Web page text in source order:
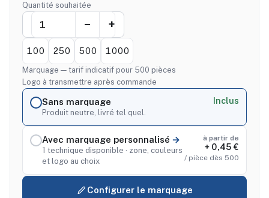
Quantité souhaitée
100 250 500 1000
Marquage — tarif indicatif pour 500 pièces
Logo à transmettre après commande
Sans marquage
Produit neutre, livré tel quel.
Inclus
Avec marquage personnalisé
1 technique disponible · zone, couleurs
et logo au choix
à partir de
+ 0,45 €
/ pièce dès 500
Configurer le marquage